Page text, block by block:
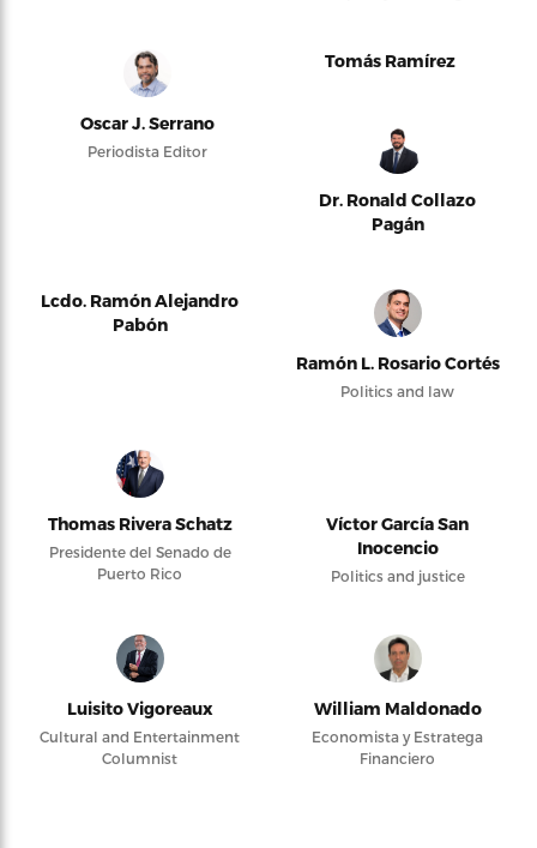
Oscar J. Serrano
Periodista Editor
Tomás Ramírez
Dr. Ronald Collazo
Pagán
Lcdo. Ramón Alejandro
Pabón
Ramón L. Rosario Cortés
Politics and law
Thomas Rivera Schatz
Presidente del Senado de
Puerto Rico
Víctor García San
Inocencio
Politics and justice
Luisito Vigoreaux
Cultural and Entertainment
Columnist
William Maldonado
Economista y Estratega
Financiero